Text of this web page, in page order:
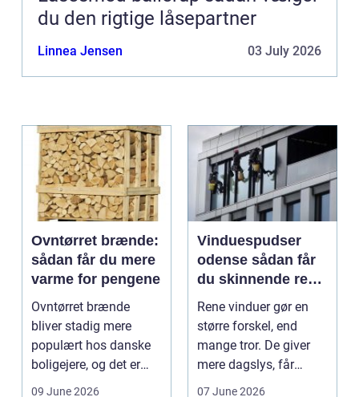
du den rigtige låsepartner
Linnea Jensen 03 July 2026
Ovntørret brænde:
sådan får du mere
varme for pengene
Ovntørret brænde
bliver stadig mere
populært hos danske
boligejere, og det er
ikke uden grund. Når
09 June 2026
Vinduespudser
odense sådan får
du skinnende rene
ruder året rundt
Rene vinduer gør en
større forskel, end
mange tror. De giver
mere dagslys, får
boligen eller virksom...
07 June 2026